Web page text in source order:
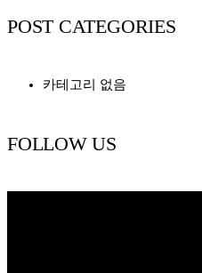
POST CATEGORIES
카테고리 없음
FOLLOW US